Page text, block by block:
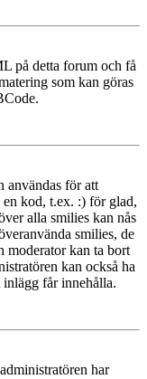
på detta forum och få
som kan göras
användas för att
en kod, t.ex. :) för glad,
alla smilies kan nås
smilies, de
moderator kan ta bort
kan också ha
inlägg får innehålla.
har